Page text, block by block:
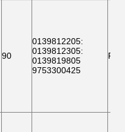
90
0139812205:
0139812305:
0139819805
9753300425
F